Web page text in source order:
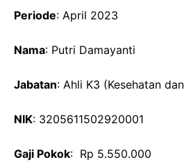
Periode: April 2023
Nama: Putri Damayanti
Jabatan: Ahli K3 (Kesehatan
NIK: 3205611502920001
Gaji Pokok: Rp 5.550.000